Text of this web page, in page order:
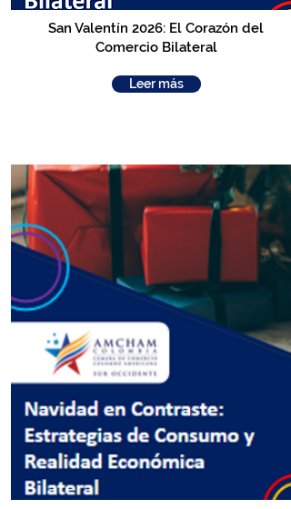
San Valentín 2026: El Corazón del
Comercio Bilateral
Leer más